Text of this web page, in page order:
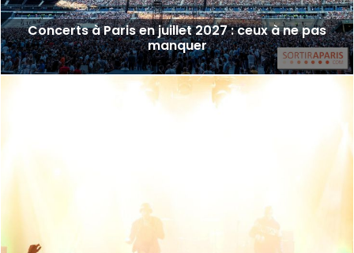
Concerts à Paris en juillet 2027 : ceux à ne pas
manquer